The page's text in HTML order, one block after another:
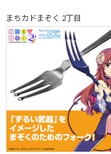
まちカドまぞく 2丁目